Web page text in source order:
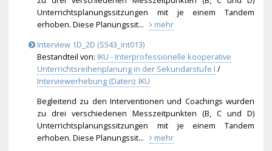
Unterrichtsplanungssitzungen mit je einem Tandem
erhoben. Diese Planungssit...
mehr
Interview 1D_2D (S543_int013)
Bestandteil von: IKU - Interprofessionelle kooperative
Unterrichtsreihenplanung in der Sekundarstufe I /
Interviewerhebung (Daten): IKU
Begleitend zu den Interventionen und Coachings wurden
zu drei verschiedenen Messzeitpunkten (B, C und D)
Unterrichtsplanungssitzungen mit je einem Tandem
erhoben. Diese Planungssit...
mehr